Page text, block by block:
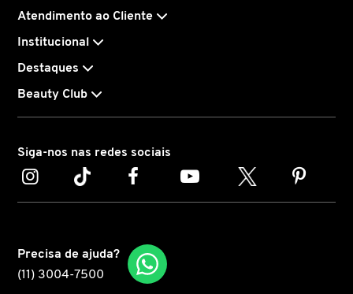
DRUNK ELEPHANT
EMBRYOLISSE
Atendimento ao Cliente
Institucional
Destaques
Beauty Club
Siga-nos nas redes sociais
Precisa de ajuda?
(11) 3004-7500